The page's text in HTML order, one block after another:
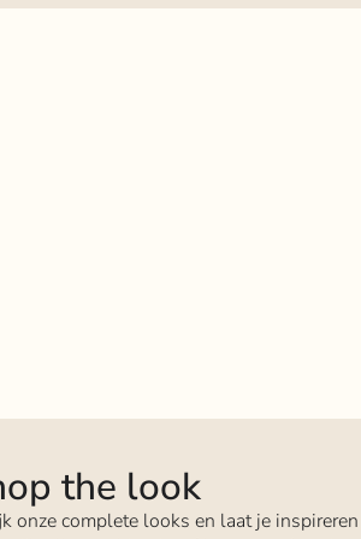
the look
onze complete looks en laat je inspireren